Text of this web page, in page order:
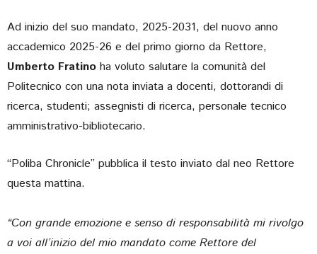
Ad inizio del suo mandato, 2025-2031, del nuovo anno
accademico 2025-26 e del primo giorno da Rettore,
Umberto Fratino ha voluto salutare la comunità del
Politecnico con una nota inviata a docenti, dottorandi di
ricerca, studenti; assegnisti di ricerca, personale tecnico
amministrativo-bibliotecario.
“Poliba Chronicle” pubblica il testo inviato dal neo Rettore
questa mattina.
“Con grande emozione e senso di responsabilità mi rivolgo
a voi all’inizio del mio mandato come Rettore del